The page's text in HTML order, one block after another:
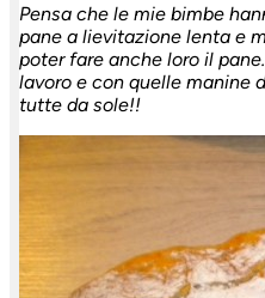
Pensa che le mie bimbe
pane a lievitazione lenta e
poter fare anche loro il
lavoro e con quelle manine
tutte da sole!!